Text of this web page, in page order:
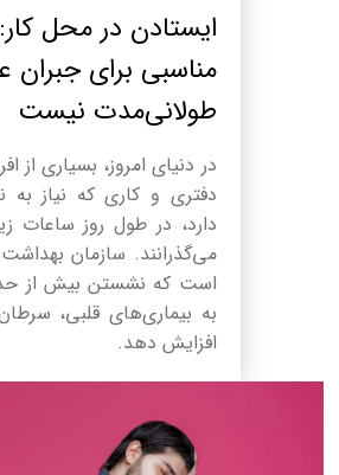
ایستادن در محل
مناسبی برای
طولانی‌مدت نیست
در دنیای امروز، بسیاری از
دفتری و کاری که نیاز
دارد، در طول روز ساعات
می‌گذرانند. سازمان
است که نشستن بیش از حد
افزایش دهد.